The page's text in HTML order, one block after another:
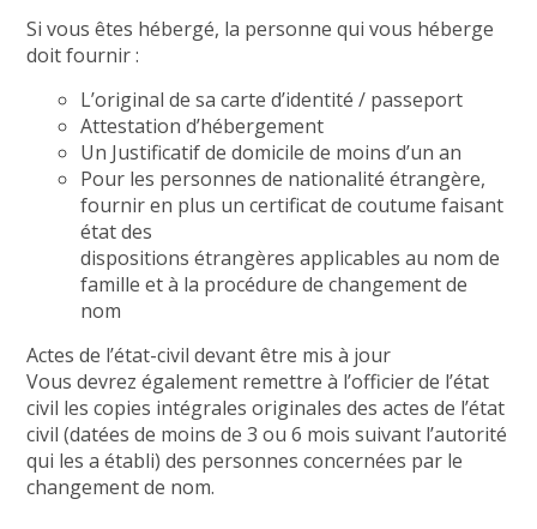
Si vous êtes hébergé, la personne qui vous héberge
doit fournir :
L’original de sa carte d’identité / passeport
Attestation d’hébergement
Un Justificatif de domicile de moins d’un an
Pour les personnes de nationalité étrangère,
fournir en plus un certificat de coutume faisant
état des
dispositions étrangères applicables au nom de
famille et à la procédure de changement de
nom
Actes de l’état-civil devant être mis à jour
Vous devrez également remettre à l’officier de l’état
civil les copies intégrales originales des actes de l’état
civil (datées de moins de 3 ou 6 mois suivant l’autorité
qui les a établi) des personnes concernées par le
changement de nom.